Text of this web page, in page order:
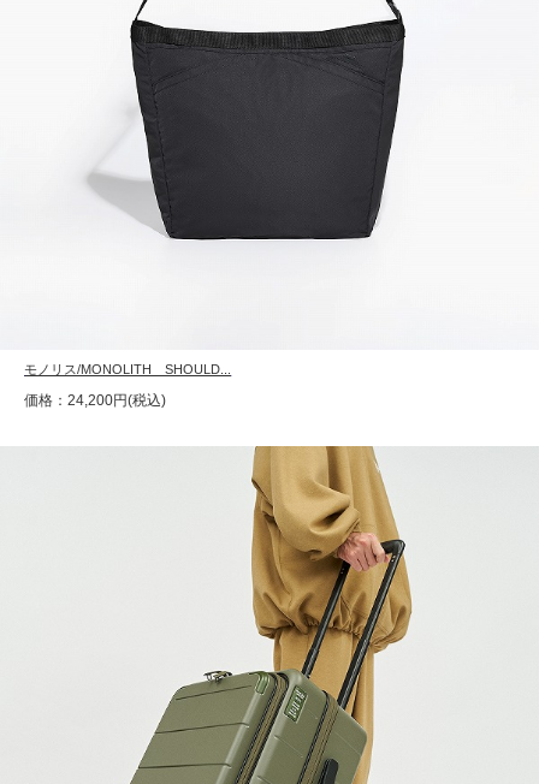
モノリス/MONOLITH SHOULD...
価格：24,200円(税込)